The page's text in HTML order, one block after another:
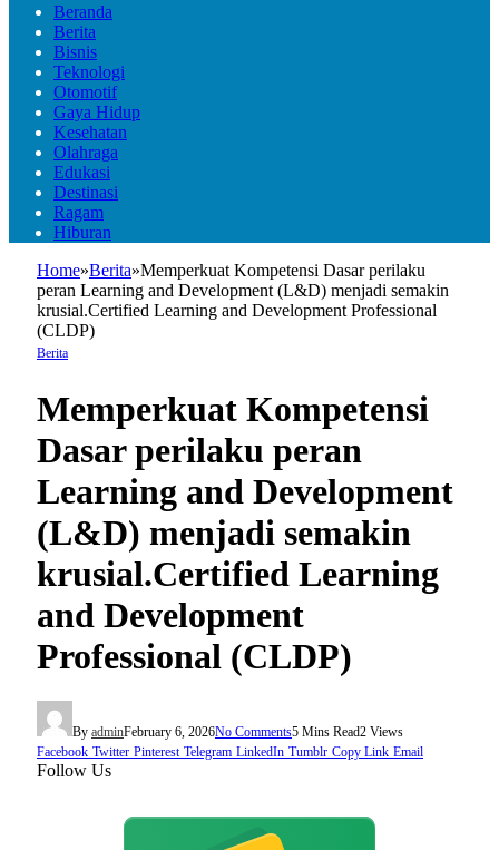
Beranda
Berita
Bisnis
Teknologi
Otomotif
Gaya Hidup
Kesehatan
Olahraga
Edukasi
Destinasi
Ragam
Hiburan
Home»Berita»Memperkuat Kompetensi Dasar perilaku
peran Learning and Development (L&D) menjadi semakin
krusial.Certified Learning and Development Professional
(CLDP)
Berita
Memperkuat Kompetensi
Dasar perilaku peran
Learning and Development
(L&D) menjadi semakin
krusial.Certified Learning
and Development
Professional (CLDP)
By adminFebruary 6, 2026No Comments5 Mins Read2 Views
Facebook Twitter Pinterest Telegram LinkedIn Tumblr Copy Link Email
Follow Us